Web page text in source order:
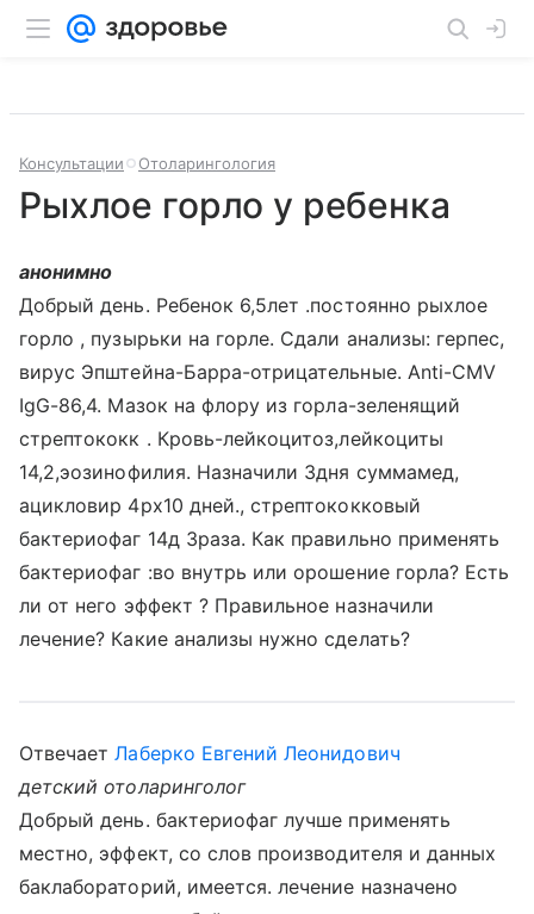
Консультации Отоларингология
Рыхлое горло у ребенка
анонимно
Добрый день. Ребенок 6,5лет .постоянно рыхлое
горло , пузырьки на горле. Сдали анализы: герпес,
вирус Эпштейна-Барра-отрицательные. Anti-CMV
IgG-86,4. Мазок на флору из горла-зеленящий
стрептококк . Кровь-лейкоцитоз,лейкоциты
14,2,эозинофилия. Назначили 3дня суммамед,
ацикловир 4рх10 дней., стрептококковый
бактериофаг 14д 3раза. Как правильно применять
бактериофаг :во внутрь или орошение горла? Есть
ли от него эффект ? Правильное назначили
лечение? Какие анализы нужно сделать?
ОтвечаетЛаберко Евгений Леонидович
детский отоларинголог
Добрый день. бактериофаг лучше применять
местно, эффект, со слов производителя и данных
баклабораторий, имеется. лечение назначено